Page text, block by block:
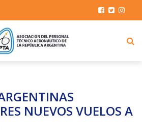
NUEVOS VUELOS A